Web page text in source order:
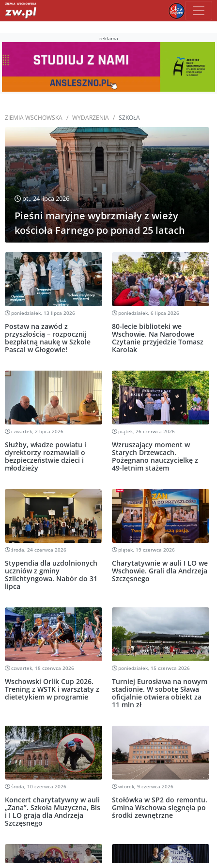
reklama
ZIEMIA WSCHOWSKA WYDARZENIA SZKOŁA
pt., 24 lipca 2026
Pieśni maryjne wybrzmiały z wieży
kościoła Farnego po ponad 25 latach
poniedziałek, 13 lipca 2026
Postaw na zawód z
przyszłością – rozpocznij
bezpłatną naukę w Szkole
Pascal w Głogowie!
poniedziałek, 6 lipca 2026
80-lecie biblioteki we
Wschowie. Na Narodowe
Czytanie przyjedzie Tomasz
Karolak
czwartek, 2 lipca 2026
Służby, władze powiatu i
dyrektorzy rozmawiali o
bezpieczeństwie dzieci i
młodzieży
piątek, 26 czerwca 2026
Wzruszający moment w
Starych Drzewcach.
Pożegnano nauczycielkę z
49-letnim stażem
środa, 24 czerwca 2026
Stypendia dla uzdolnionych
uczniów z gminy
Szlichtyngowa. Nabór do 31
lipca
piątek, 19 czerwca 2026
Charytatywnie w auli I LO we
Wschowie. Grali dla Andrzeja
Szczęsnego
czwartek, 18 czerwca 2026
Wschowski Orlik Cup 2026.
Trening z WSTK i warsztaty z
dietetykiem w programie
poniedziałek, 15 czerwca 2026
Turniej Eurosława na nowym
stadionie. W sobotę Sława
oficjalnie otwiera obiekt za
11 mln zł
środa, 10 czerwca 2026
Koncert charytatywny w auli
„Zana”. Szkoła Muzyczna, Bis
i I LO grają dla Andrzeja
Szczęsnego
wtorek, 9 czerwca 2026
Stołówka w SP2 do remontu.
Gmina Wschowa sięgnęła po
środki zewnętrzne